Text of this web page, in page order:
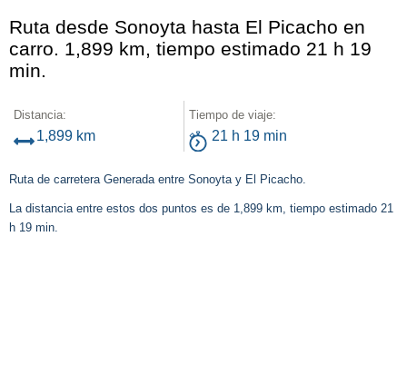
Ruta desde Sonoyta hasta El Picacho en
carro. 1,899 km, tiempo estimado 21 h 19
min.
Distancia:
1,899 km
Tiempo de viaje:
21 h 19 min
Ruta de carretera Generada entre Sonoyta y El Picacho.
La distancia entre estos dos puntos es de 1,899 km, tiempo estimado 21
h 19 min.